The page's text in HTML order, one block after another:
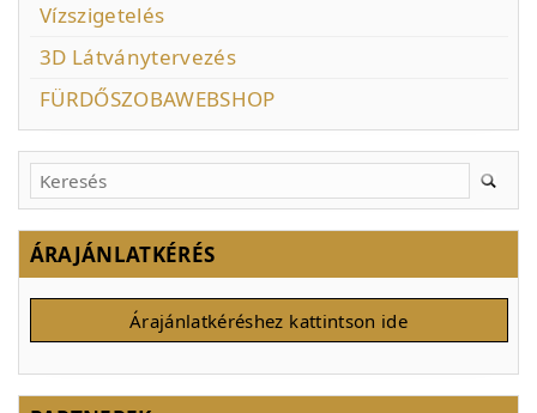
Vízszigetelés
3D Látványtervezés
FÜRDŐSZOBAWEBSHOP
ÁRAJÁNLATKÉRÉS
Árajánlatkéréshez kattintson ide